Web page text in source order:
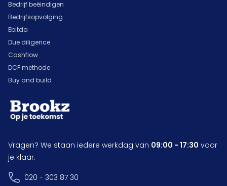
Bedrijf beëindigen
Bedrijfsopvolging
Ebitda
Due diligence
Cashflow
DCF methode
Buy and build
Vragen? We staan iedere werkdag van 09:00 - 17:30 voor
je klaar.
020 - 303 87 30